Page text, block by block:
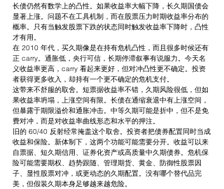
长债仍然有数学上的凸性。如果收益率大幅下降，长久期国债会
显著上涨。问题不在工具机制，而在股票压力时期收益率分布的
概率。只有当触发股票下跌的状态同时触发收益率下降时，凸性
才有用。
在 2010 年代，买久期像是在持有危机凸性，而且很多时候还有
正 carry。通胀低，央行可信，长期停滞叙事有说服力。今天名
义收益率更高，carry 看起来更好，但对冲凸性更不确定。投资
者获得更多收入，却持有一个更不确定的危机支付。
这带来不舒服的取舍。短票据收益率不错，久期风险很低，但如
果收益率坍塌，上涨空间有限。长债在通缩衰退中有上涨空间，
但暴露于期限溢价和通胀冲击。中等久期可能是折中，但不是免
费对冲，而是对收益率曲线形态和水平的押注。
旧的 60/40 反射经常掩盖这个取舍。投资者把债券配置同时当成
收益和保险。新体制下，这两个功能可能需要分开。收益可以来
自票据、短久期信用、证券化资产或高质量中久期债券。危机保
险可能需要期权、趋势跟随、管理期货、黄金、防御性股票因
子、显性股票对冲，或更动态的久期配置。没有哪个替代品完
美，但假装久期本身足够越来越危险。